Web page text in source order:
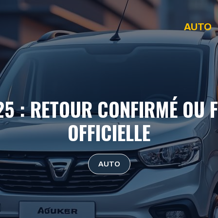
AUTO
: RETOUR CONFIRMÉ OU
OFFICIELLE
AUTO